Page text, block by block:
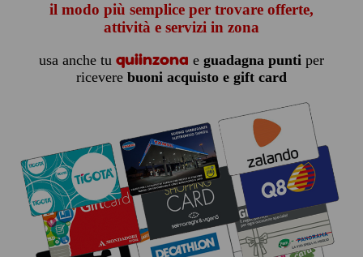
il modo più semplice per trovare offerte,
attività e servizi in zona
usa anche tu quiinzona e guadagna puntiper
ricevere buoni acquisto e gift card